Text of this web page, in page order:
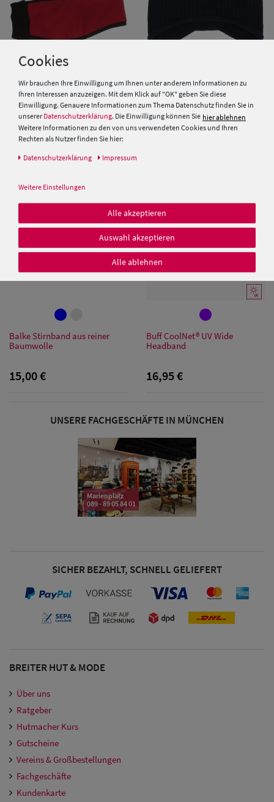
Damen Caps
Damen
Baseball Caps
Schutz Caps
Bandana Caps
Sonnenschilder
Damen Caps
Brigg Fleece Stirnband mit
elastischem Band
12,99 €
Fiebig breites Strickstirnband
Rippe mit Innenfleece
Balke Stirnband aus reiner
Baumwolle
15,00 €
Buff CoolNet® UV Wide
Headband
16,95 €
UNSERE FACHGESCHÄFTE IN MÜNCHEN
Marienplatz
089 - 89 05 84 01
SICHER BEZAHLT, SCHNELL GELIEFERT
BREITER HUT & MODE
Über uns
Ratgeber
Hutmacher Kurs
Gutscheine
Vereins & Großbestellungen
Fachgeschäfte
Kundenkarte
Cookies
Wir brauchen Ihre Einwilligung um Ihnen unter anderem Informationen zu
Ihren Interessen anzuzeigen. Mit dem Klick auf "OK" geben Sie diese
Einwilligung. Genauere Informationen zum Thema Datenschutz finden Sie in
unserer Datenschutzerklärung. Die Einwilligung können Sie hier ablehnen
Weitere Informationen zu den von uns verwendeten Cookies und Ihren
Rechten als Nutzer finden Sie hier:
Daten­schutz­erklärung Impressum
Weitere Einstellungen
Alle akzeptieren
Auswahl akzeptieren
Alle ablehnen